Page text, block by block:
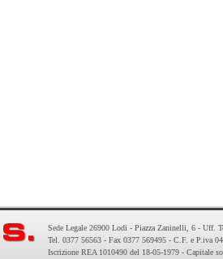
Sede Legale 26900 Lodi - Piazza Zaninelli, 6 - Uff.
Tel. 0377 56563 - Fax 0377 569495 - C.F. e P.iva
Iscrizione REA 1010490 del 18-05-1979 - Capitale